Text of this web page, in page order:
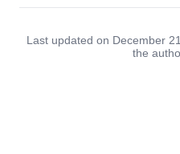
Last updated on December
the